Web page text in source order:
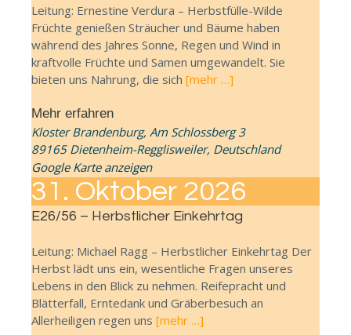
Leitung: Ernestine Verdura – Herbstfülle-Wilde
Früchte genießen Sträucher und Bäume haben
während des Jahres Sonne, Regen und Wind in
kraftvolle Früchte und Samen umgewandelt. Sie
bieten uns Nahrung, die sich [mehr …]
Mehr erfahren
Kloster Brandenburg, Am Schlossberg 3
89165 Dietenheim-Regglisweiler, Deutschland
Google Karte anzeigen
31. Oktober 2026
E26/56 – Herbstlicher Einkehrtag
Leitung: Michael Ragg – Herbstlicher Einkehrtag Der
Herbst lädt uns ein, wesentliche Fragen unseres
Lebens in den Blick zu nehmen. Reifepracht und
Blätterfall, Erntedank und Gräberbesuch an
Allerheiligen regen uns [mehr …]